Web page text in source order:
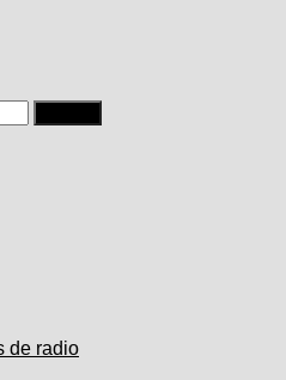
de radio